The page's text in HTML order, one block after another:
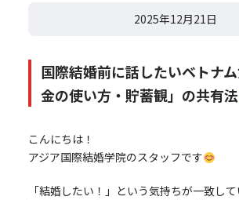
2025年12月21日
国際結婚前に話したいベトナ
金の使い方・貯蓄観」の共有法
こんにちは！
アジア国際結婚学院のスタッフです
「結婚したい！」という気持ちが一致し